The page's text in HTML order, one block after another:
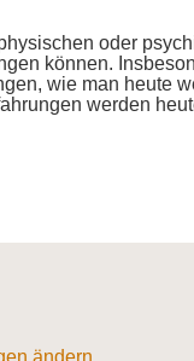
oder
können.
wie man heute
werden
ändern